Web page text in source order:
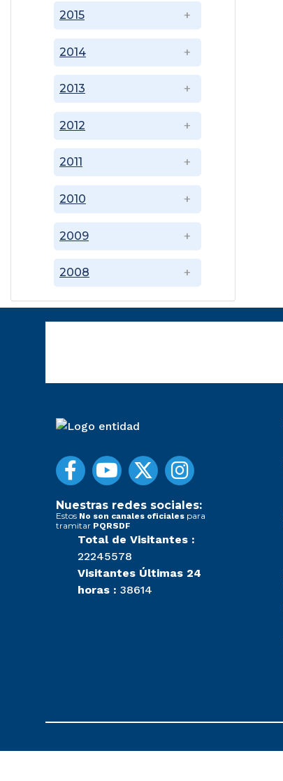
2008
2009
2010
2011
2012
2013
2014
2015
Nuestras redes sociales:
Estos No son canales oficiales para
tramitar PQRSDF
Total de Visitantes :
22245578
Visitantes Últimas 24
horas : 38614